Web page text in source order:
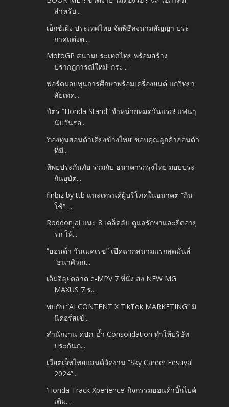
สำหรับ...
เอ็กซ์เผิง ประเทศไทย จัดพิธีลงนามสัญญา ประ
กาศแต่งต...
MotoGP สนามประเทศไทย พร้อมสร้าง
ปรากฏการณ์ใหม่! กระ...
ฟอร์ดมอบทุนการศึกษาพร้อมเครื่องยนต์ แก่วิทยา
ลัยเทค...
บัตร “Honda Stand” จำหน่ายหมดวันแรก! แฟนๆ
นับวันรอ...
‘กองทุนฮอนด้าเคียงข้างไทย’ ขอบคุณลูกค้าฮอนด้า
ที่มี...
ทิพยประกันภัย ร่วมกับ ธนาคารกรุงไทย มอบประ
กันอุบัต...
finbiz by ttb แนะเทรนด์ผู้บริโภคในอนาคต “กิน-
ใช้” ...
Roddonjai แนะ 8 เคล็ดลับ ดูแลรักษาและยืดอายุ
รถ ให้...
“ฮอนด้า วันเมคเรซ” เปิดฉากสนามแรกสุดมันส์
“ธนาศิวณ...
เอ็มจีลุยตลาด e-MPV 7 ที่นั่ง ส่ง NEW MG
MAXUS 7 ร...
พบกับ “AI CONTENT X TikTok MARKETING” มิ
นิคอร์สเข้...
สำนักงาน คปภ. ย้ำ Consolidation ทำให้บริษัท
ประกันภ...
เวียตเจ็ทไทยแลนด์จัดงาน “Sky Career Festival
2024”...
‘Honda Track Xperience’ กิจกรรมฮอนด้าบิ๊กไบค์
เติม...